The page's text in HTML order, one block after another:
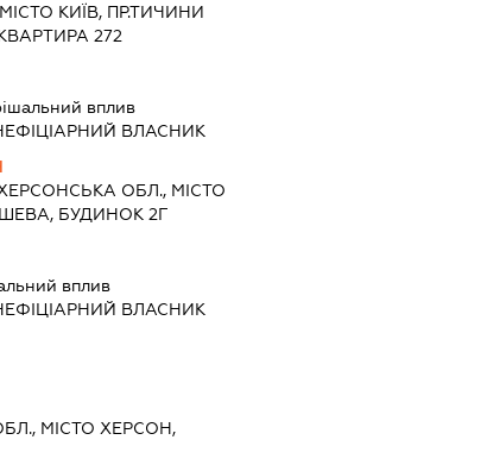
КИЇВ, ПР.ТИЧИНИ
272
вплив
ВЛАСНИК
ОБЛ., МІСТО
БУДИНОК 2Г
вплив
ВЛАСНИК
МІСТО ХЕРСОН,